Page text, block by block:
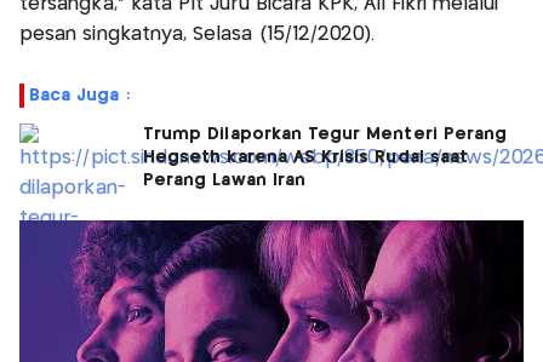
tersangka," kata Plt Juru Bicara KPK, Ali Fikri melalui
pesan singkatnya, Selasa (15/12/2020).
Baca Juga :
Trump Dilaporkan Tegur Menteri Perang
Hegseth karena AS Krisis Rudal saat
Perang Lawan Iran